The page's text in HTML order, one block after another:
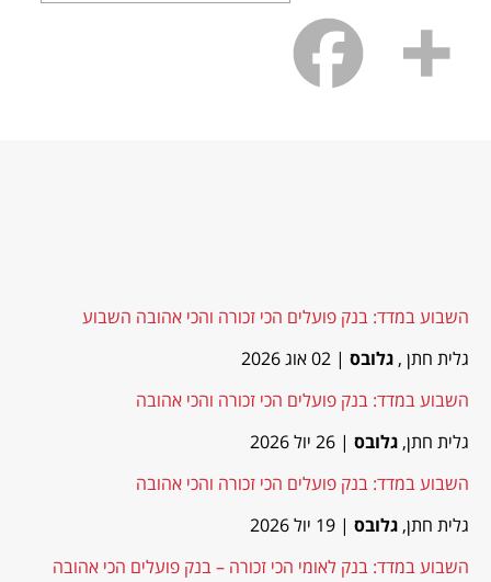
השבוע במדד: בנק פועלים הכי זכורה והכי אהובה השבוע
גלית חתן , גלובס | 02 אוג 2026
השבוע במדד: בנק פועלים הכי זכורה והכי אהובה
גלית חתן, גלובס | 26 יול 2026
השבוע במדד: בנק פועלים הכי זכורה והכי אהובה
גלית חתן, גלובס | 19 יול 2026
השבוע במדד: בנק לאומי הכי זכורה – בנק פועלים הכי אהובה